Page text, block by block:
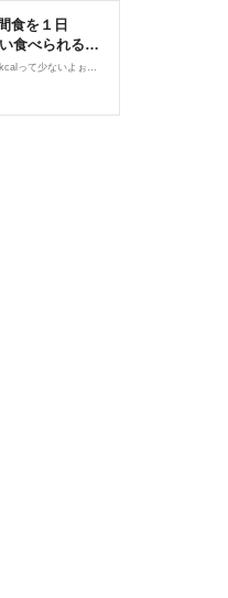
食を１日
食べられる？
思ったよりも…少ない……100kcalって少ないよぉ…………